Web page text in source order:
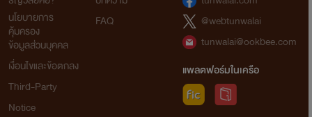
นโยบายการ
คุ้มครอง
ข้อมูลส่วนบุคคล
เงื่อนไขและข้อตกลง
Third-Party
Notice
FAQ
@webtunwalai
tunwalai@ookbee.com
แพลตฟอร์มในเครือ